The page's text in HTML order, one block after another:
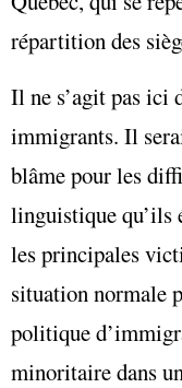
répartition des
Il ne s’agit pas ici
immigrants. Il
blâme pour les
linguistique qu’ils
les principales
situation normale
politique
minoritaire dans